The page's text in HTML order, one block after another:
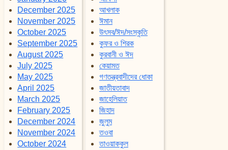
December 2025
November 2025
October 2025
September 2025
August 2025
July 2025
May 2025
April 2025
March 2025
February 2025
December 2024
November 2024
October 2024
আখলাক
ঈমান
উৎসব/ঈদ/সংস্কৃতি
কুফর ও শিরক
কুরবানী ও ঈদ
কেয়ামত
গণতন্ত্রবাদীদের ধোকা
জাতীয়তাবাদ
জাহেলিয়াত
জিহাদ
জুলুম
তওবা
তাওয়াককুল